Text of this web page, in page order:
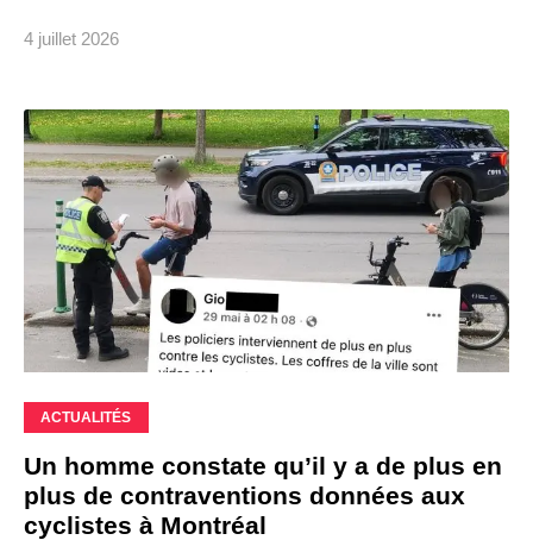
4 juillet 2026
ACTUALITÉS
Un homme constate qu’il y a de plus en
plus de contraventions données aux
cyclistes à Montréal